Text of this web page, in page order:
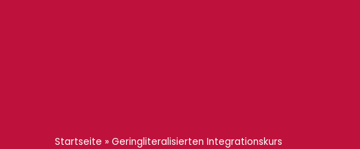
Startseite » Geringliteralisierten Integrationskurs